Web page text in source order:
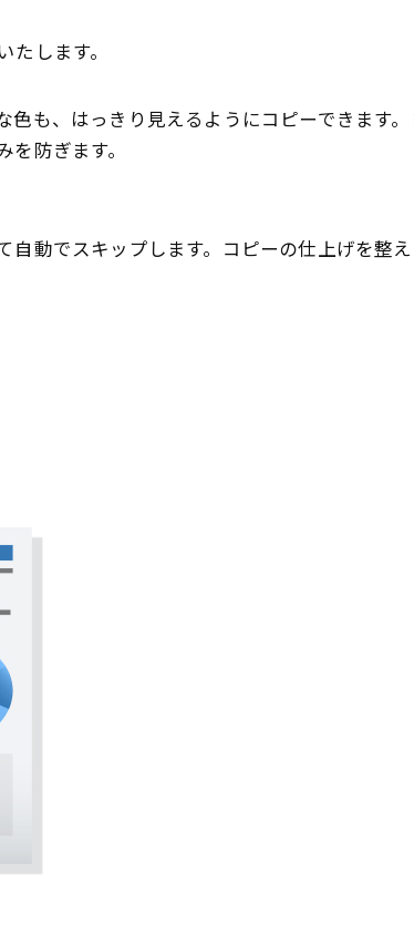
します。
も、はっきり見えるようにコピーできます
防ぎます。
動でスキップします。コピーの仕上げを整